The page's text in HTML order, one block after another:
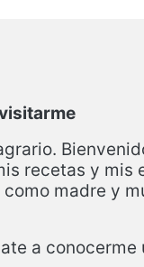
recetas y mis
madre y
a conocerme